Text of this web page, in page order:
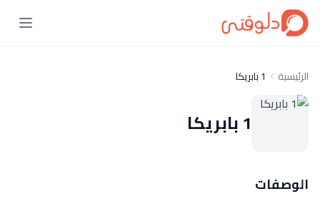
الرئيسية 1 بابريكا
1 بابريكا
الوصفات